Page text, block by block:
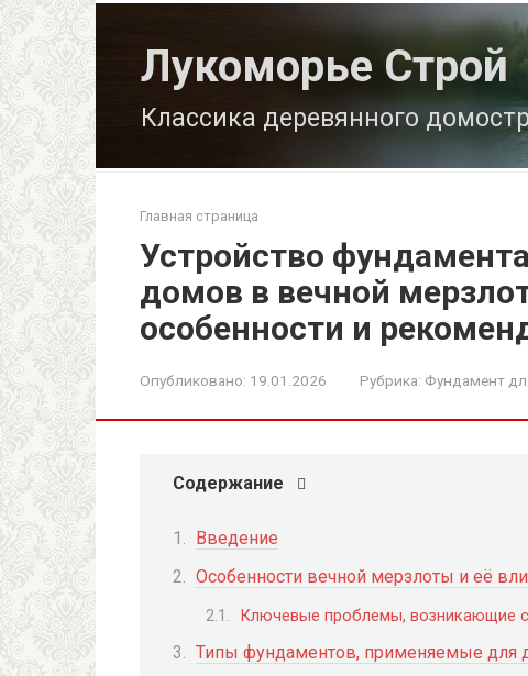
Лукоморье Строй
Классика деревянного
Главная страница
Устройство
домов в вечной
особенности и
Опубликовано: 19.01.2026 Рубрика: Фундамент
Содержание
Введение
Особенности вечной мерзлоты и её
Ключевые проблемы, возникающие
Типы фундаментов, применяемые для